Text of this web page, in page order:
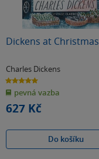
Dickens at Christmas
Charles Dickens
5.0
z
5
hvězdiček
pevná vazba
627 Kč
Do košíku